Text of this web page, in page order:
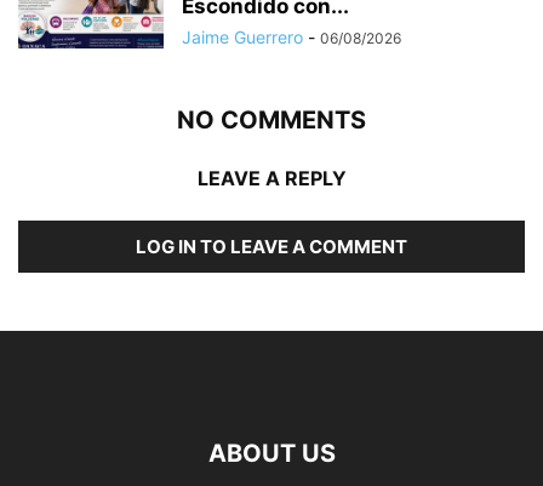
Escondido con...
Jaime Guerrero - 06/08/2026
NO COMMENTS
LEAVE A REPLY
LOG IN TO LEAVE A COMMENT
ABOUT US